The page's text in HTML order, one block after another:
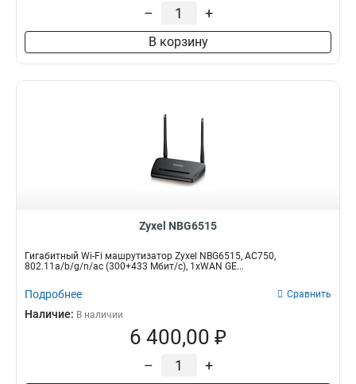
– +
В корзину
Zyxel NBG6515
Гигабитный Wi-Fi машрутизатор Zyxel NBG6515, AC750,
802.11a/b/g/n/ac (300+433 Мбит/с), 1xWAN GE...
Подробнее Сравнить
Наличие: В наличии
6 400,00 ₽
– +